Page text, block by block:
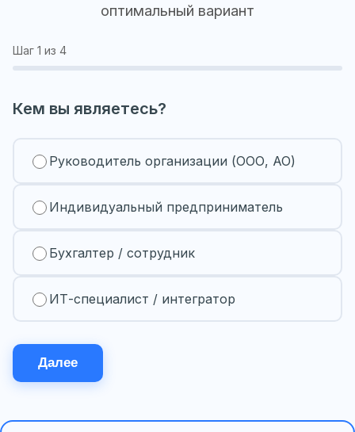
оптимальный вариант
Шаг 1 из 4
Кем вы являетесь?
Руководитель организации (ООО, АО)
Индивидуальный предприниматель
Бухгалтер / сотрудник
ИТ-специалист / интегратор
Далее